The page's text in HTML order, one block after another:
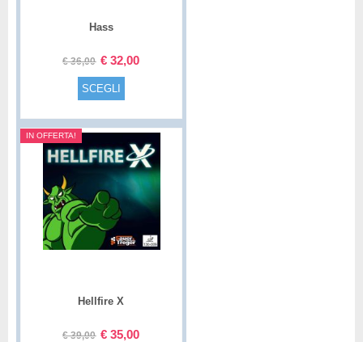
Hass
€36,00 € 32,00
SCEGLI
IN OFFERTA!
Hellfire X
€39,00 € 35,00